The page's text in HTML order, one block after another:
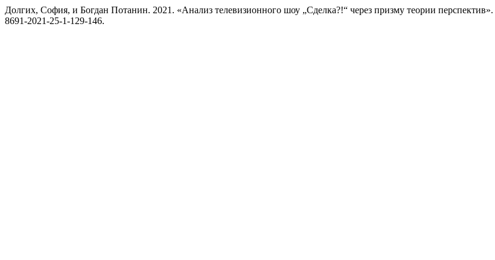
Долгих, София, и Богдан Потанин. 2021. «Анализ телевизионного шоу „Сделка?!“ через призму теории перспектив».
8691-2021-25-1-129-146.